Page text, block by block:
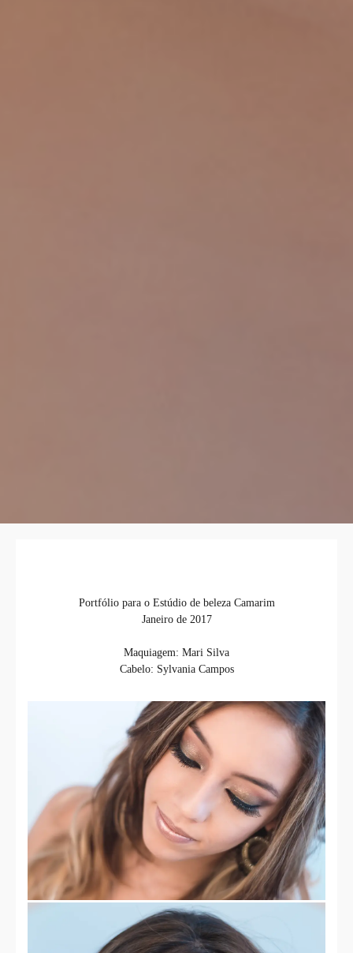
Portfólio para o Estúdio de beleza Camarim
Janeiro de 2017
Maquiagem: Mari Silva
Cabelo: Sylvania Campos